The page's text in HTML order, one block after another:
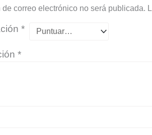
de correo electrónico no será publicada.
*
*